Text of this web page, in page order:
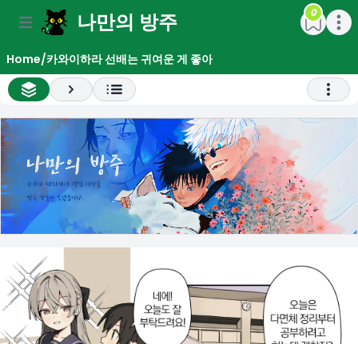
Open main menu나만의 방주 Open
0
Home/카와이하라 선배는 귀여운 게 좋아
All Chapter List
Next
menu